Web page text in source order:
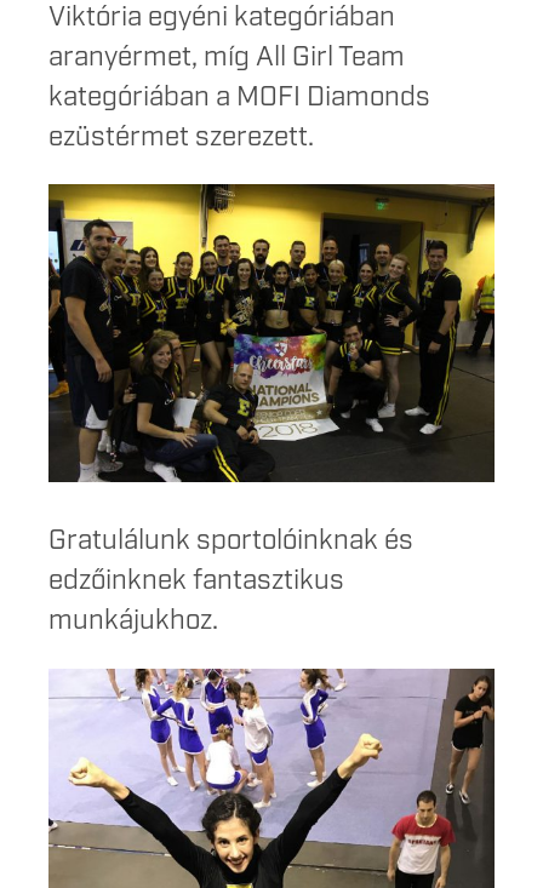
Viktória egyéni kategóriában
aranyérmet, míg All Girl Team
kategóriában a MOFI Diamonds
ezüstérmet szerezett.
Gratulálunk sportolóinknak és
edzőinknek fantasztikus
munkájukhoz.